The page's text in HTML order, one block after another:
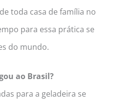
toda casa de família no
para essa prática se
do mundo.
ao Brasil?
para a geladeira se